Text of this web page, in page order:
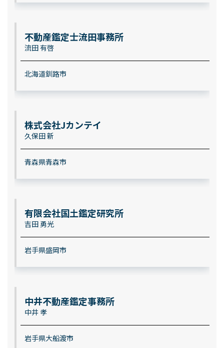
不動産鑑定士流田事務所
流田 有啓
北海道釧路市
株式会社Jカンテイ
久保田 新
青森県青森市
有限会社国土鑑定研究所
吉田 勇光
岩手県盛岡市
中井不動産鑑定事務所
中井 孝
岩手県大船渡市